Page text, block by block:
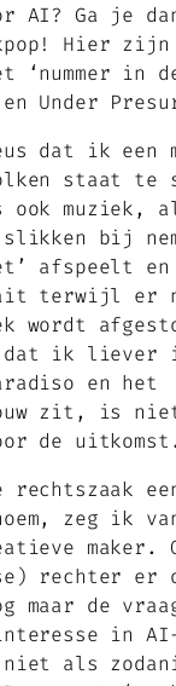
AI? Ga je
Hier zijn
‘nummer
Under
dat ik een
staat te
ook muziek,
bij
afspeelt en
terwijl er
wordt
dat ik liever
en het
zit, is
de
rechtszaak
zeg ik
maker.
rechter er
maar de
in AI-
als